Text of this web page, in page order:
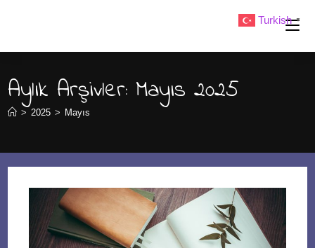
Aylık Arşivler: Mayıs 2025
> 2025 > Mayıs
Turkish ▼